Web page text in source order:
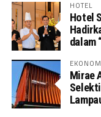
HOTEL
Hotel
dalam
Mirae